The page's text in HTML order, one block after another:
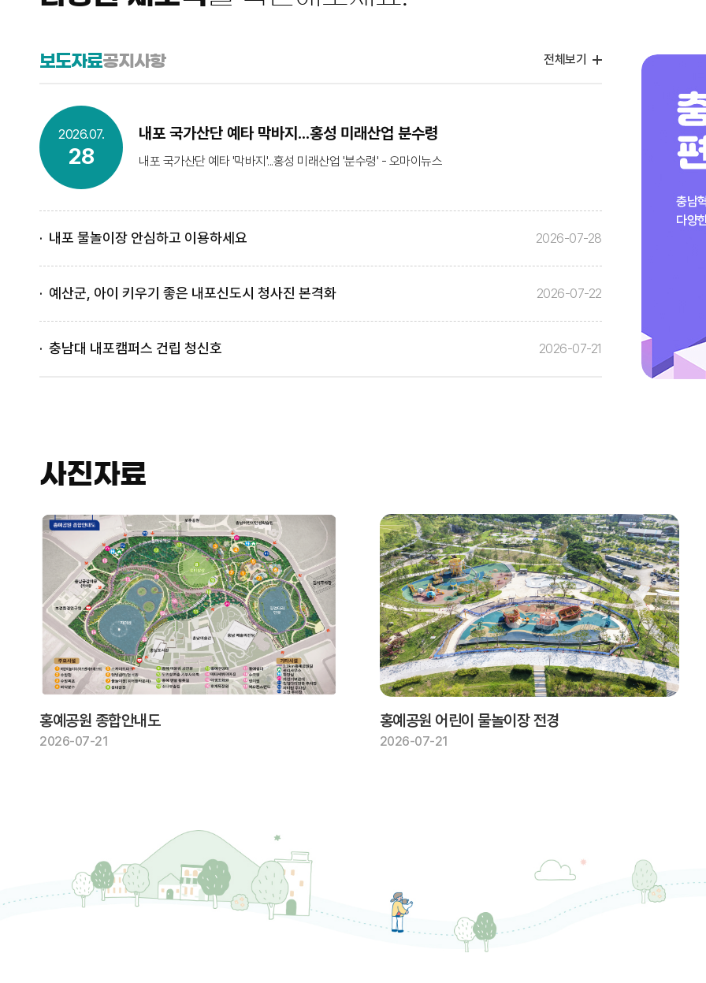
보도자료공지사항 전체보기
2026.07.
28
내포 국가산단 예타 막바지...홍성 미래산업 분수령
내포 국가산단 예타 '막바지'...홍성 미래산업 '분수령' - 오마이뉴스
내포 물놀이장 안심하고 이용하세요 2026-07-28
예산군, 아이 키우기 좋은 내포신도시 청사진 본격화 2026-07-22
충남대 내포캠퍼스 건립 청신호 2026-07-21
사진자료
홍예공원 종합안내도
2026-07-21
홍예공원 어린이 물놀이장 전경
2026-07-21